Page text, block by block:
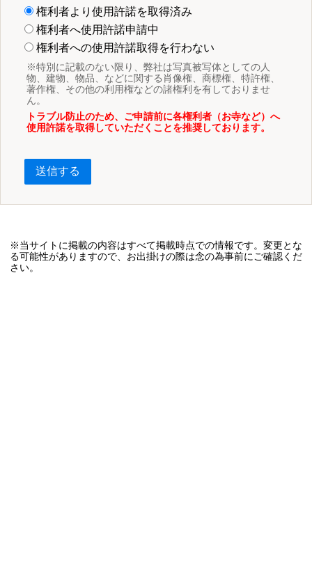
権利者より使用許諾を取得済み
権利者へ使用許諾申請中
権利者への使用許諾取得を行わない
※特別に記載のない限り、弊社は写真被写体としての人
物、建物、物品、などに関する肖像権、商標権、特許権、
著作権、その他の利用権などの諸権利を有しておりませ
ん。
トラブル防止のため、ご申請前に各権利者（お寺など）へ
使用許諾を取得していただくことを推奨しております。
送信する
※当サイトに掲載の内容はすべて掲載時点での情報です。変更とな
る可能性がありますので、お出掛けの際は念の為事前にご確認くだ
さい。